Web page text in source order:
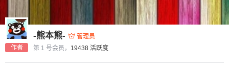
作者
-熊本熊-
管理员
第 1 号会员， 19438 活跃度